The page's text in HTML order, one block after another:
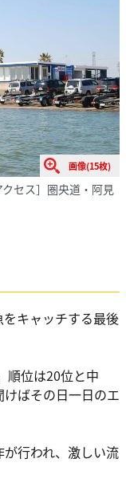
画像(15枚)
セス］圏央道・阿見
をキャッチする最後
順位は20位と中
ばその日一日のエ
行われ、激しい流